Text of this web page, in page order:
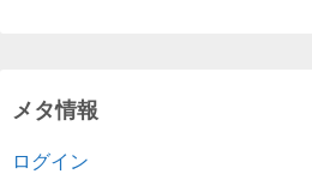
メタ情報
ログイン